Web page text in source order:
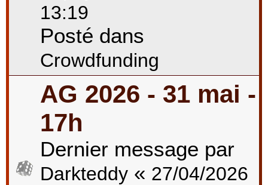
13:19
Posté dans
Crowdfunding
AG 2026 - 31 mai -
17h
Dernier message par
Darkteddy « 27/04/2026